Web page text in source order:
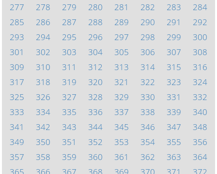
277
278 279 280 281 282 283
284
285
286 287 288 289 290 291
292
293
294 295 296 297 298 299
300
301
302 303 304 305 306 307
308
309
310 311 312 313 314 315
316
317
318 319 320 321 322 323
324
325
326 327 328 329 330 331
332
333
334 335 336 337 338 339
340
341
342 343 344 345 346 347
348
349
350 351 352 353 354 355
356
357
358 359 360 361 362 363
364